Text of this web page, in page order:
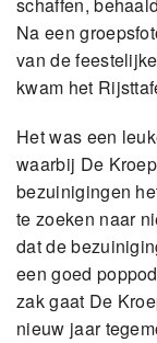
schaffen,
Na een
van de
kwam het
Het was een
waarbij De
bezuinigingen
te zoeken naar
dat de
een goed
zak gaat De
nieuw jaar